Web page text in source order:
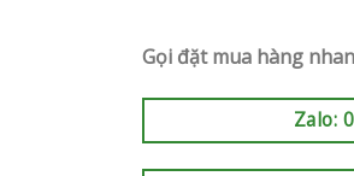
Gọi đặt mua hàng
Zalo: